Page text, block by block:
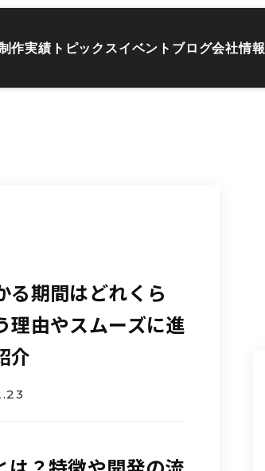
作実績 トピックスイベント ブログ会社情報
る期間はどれくら
理由やスムーズに進
介